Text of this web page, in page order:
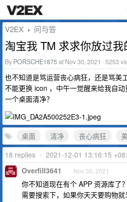
V2EX › 问与答
淘宝我 TM 求求你放过
By PORSCHE1875at Nov 30, 2021 · 5253
也不知道是骂运营丧心病狂，还是骂美
不能更换 icon ，中午一觉醒来给我自
一个桌面清净？
桌面 清净 丧心病狂
18 replies • 2021-12-01 13:16:15
Overfill3641 Nov 30, 2021
你不知道现在有个 APP 资源库了
需要搜索下，如果你天天要购物就